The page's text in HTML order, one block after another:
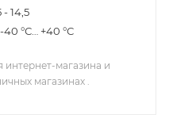
- 14,5
-40 °С… +40 °С
интернет-магазина и
магазинах .